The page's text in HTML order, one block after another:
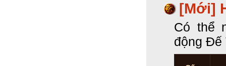
[Mới]
Có thể
động Đế